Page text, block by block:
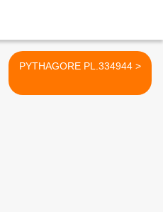
PYTHAGORE PL.334944 >